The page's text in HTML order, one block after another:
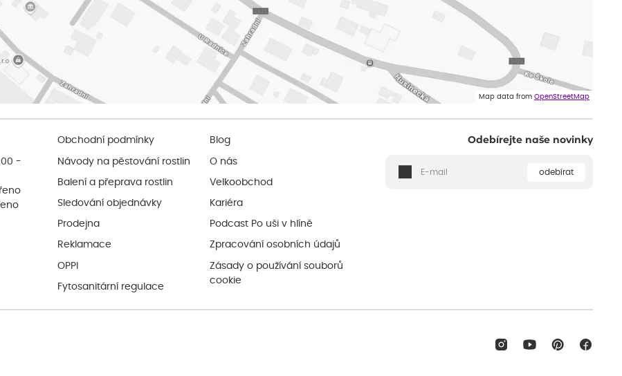
Map data from OpenStreetMap
-
Obchodní podmínky
Návody na pěstování rostlin
Balení a přeprava rostlin
Sledování objednávky
Prodejna
Reklamace
OPPI
Fytosanitární regulace
Blog
O nás
Velkoobchod
Kariéra
Podcast Po uši v hlíně
Zpracování osobních údajů
Zásady o používání souborů
cookie
Odebírejte naše novinky
odebírat